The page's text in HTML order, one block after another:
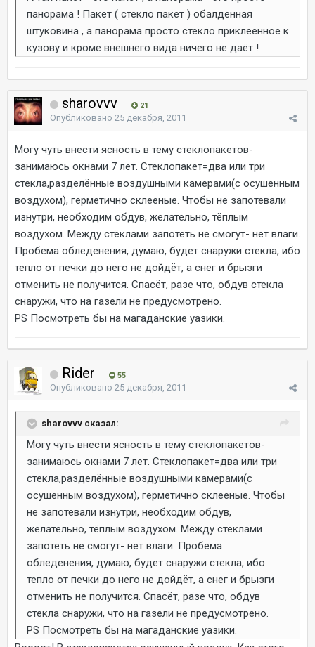
панорама ! Пакет ( стекло пакет ) обалденная
штуковина , а панорама просто стекло приклеенное к
кузову и кроме внешнего вида ничего не даёт !
sharovvv 21
Опубликовано 25 декабря, 2011
Могу чуть внести ясность в тему стеклопакетов-
занимаюсь окнами 7 лет. Стеклопакет=два или три
стекла,разделённые воздушными камерами(с осушенным
воздухом), герметично склееные. Чтобы не запотевали
изнутри, необходим обдув, желательно, тёплым
воздухом. Между стёклами запотеть не смогут- нет влаги.
Пробема обледенения, думаю, будет снаружи стекла, ибо
тепло от печки до него не дойдёт, а снег и брызги
отменить не получится. Спасёт, разе что, обдув стекла
снаружи, что на газели не предусмотрено.
PS Посмотреть бы на магаданские уазики.
Rider 55
Опубликовано 25 декабря, 2011
sharovvv сказал:
Могу чуть внести ясность в тему стеклопакетов-
занимаюсь окнами 7 лет. Стеклопакет=два или три
стекла,разделённые воздушными камерами(с
осушенным воздухом), герметично склееные. Чтобы
не запотевали изнутри, необходим обдув,
желательно, тёплым воздухом. Между стёклами
запотеть не смогут- нет влаги. Пробема
обледенения, думаю, будет снаружи стекла, ибо
тепло от печки до него не дойдёт, а снег и брызги
отменить не получится. Спасёт, разе что, обдув
стекла снаружи, что на газели не предусмотрено.
PS Посмотреть бы на магаданские уазики.